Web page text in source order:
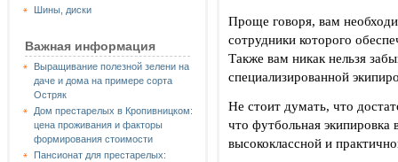
Шины, диски
Важная информация
Выращивание полезной зелени на
даче и дома на примере сорта
Остряк
Дом престарелых в Кропивницком:
цена проживания и факторы
формирования стоимости
Пансионат для престарелых:
Проще говоря, вам
сотрудники которого
Также вам никак нельзя
специализированной
Не стоит думать, что
что футбольная экипировка
высококлассной и